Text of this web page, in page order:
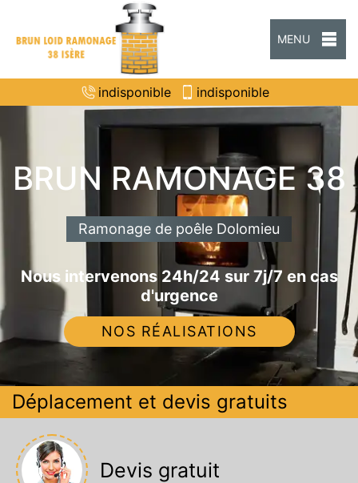
MENU
indisponible indisponible
BRUN RAMONAGE 38
Ramonage de poêle Dolomieu
Nous intervenons 24h/24 sur 7j/7 en cas
d'urgence
NOS RÉALISATIONS
Déplacement et devis gratuits
Devis gratuit